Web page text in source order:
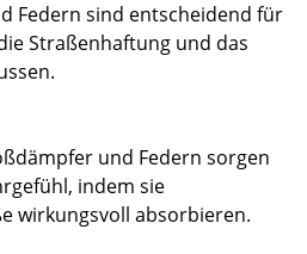
Federn sind entscheidend für
Straßenhaftung und das
und Federn sorgen
indem sie
wirkungsvoll absorbieren.